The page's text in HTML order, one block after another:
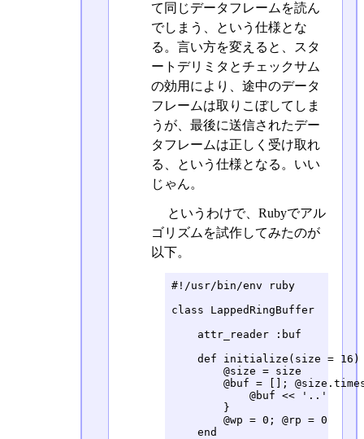
て同じデータフレームを読ん
でしまう、という仕様とな
る。言い方を変えると、スタ
ートデリミタとチェックサム
の効用により、途中のデータ
フレームは取りこぼしてしま
うが、最後に送信されたデー
タフレームは正しく受け取れ
る、という仕様となる。いい
じゃん。
というわけで、Rubyでアル
ゴリズムを試作してみたのが
以下。
#!/usr/bin/env ruby
class LappedRingBuffer
    attr_reader :buf
    def initialize(size = 16)
        @size = size
@buf = [];
            @buf << '..'
        }
        @wp = 0; @rp = 0
    end